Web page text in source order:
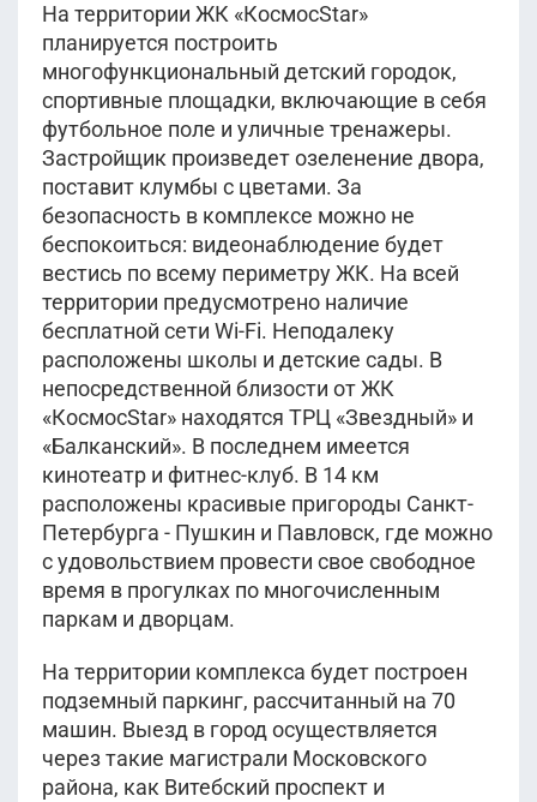
На территории ЖК «КосмосStar»
планируется построить
многофункциональный детский городок,
спортивные площадки, включающие в себя
футбольное поле и уличные тренажеры.
Застройщик произведет озеленение двора,
поставит клумбы с цветами. За
безопасность в комплексе можно не
беспокоиться: видеонаблюдение будет
вестись по всему периметру ЖК. На всей
территории предусмотрено наличие
бесплатной сети Wi-Fi. Неподалеку
расположены школы и детские сады. В
непосредственной близости от ЖК
«КосмосStar» находятся ТРЦ «Звездный» и
«Балканский». В последнем имеется
кинотеатр и фитнес-клуб. В 14 км
расположены красивые пригороды Санкт-
Петербурга - Пушкин и Павловск, где можно
с удовольствием провести свое свободное
время в прогулках по многочисленным
паркам и дворцам.
На территории комплекса будет построен
подземный паркинг, рассчитанный на 70
машин. Выезд в город осуществляется
через такие магистрали Московского
района, как Витебский проспект и